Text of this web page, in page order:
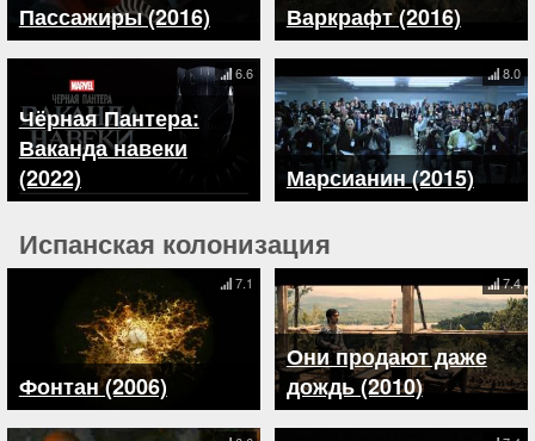
Пассажиры (2016) Варкрафт (2016)
Чёрная Пантера:
Ваканда навеки
(2022)
6.6
Марсианин (2015)
8.0
Испанская колонизация
Фонтан (2006)
7.1
Они продают даже
дождь (2010)
7.4